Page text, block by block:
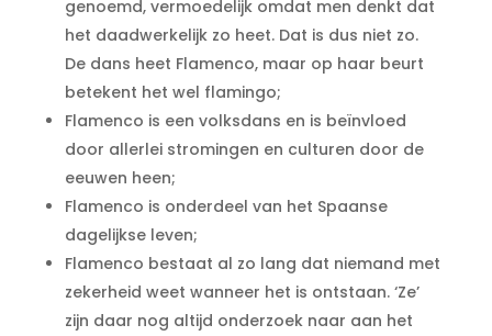
genoemd, vermoedelijk omdat men denkt dat
het daadwerkelijk zo heet. Dat is dus niet zo.
De dans heet Flamenco, maar op haar beurt
betekent het wel flamingo;
Flamenco is een volksdans en is beïnvloed
door allerlei stromingen en culturen door de
eeuwen heen;
Flamenco is onderdeel van het Spaanse
dagelijkse leven;
Flamenco bestaat al zo lang dat niemand met
zekerheid weet wanneer het is ontstaan. ‘Ze’
zijn daar nog altijd onderzoek naar aan het